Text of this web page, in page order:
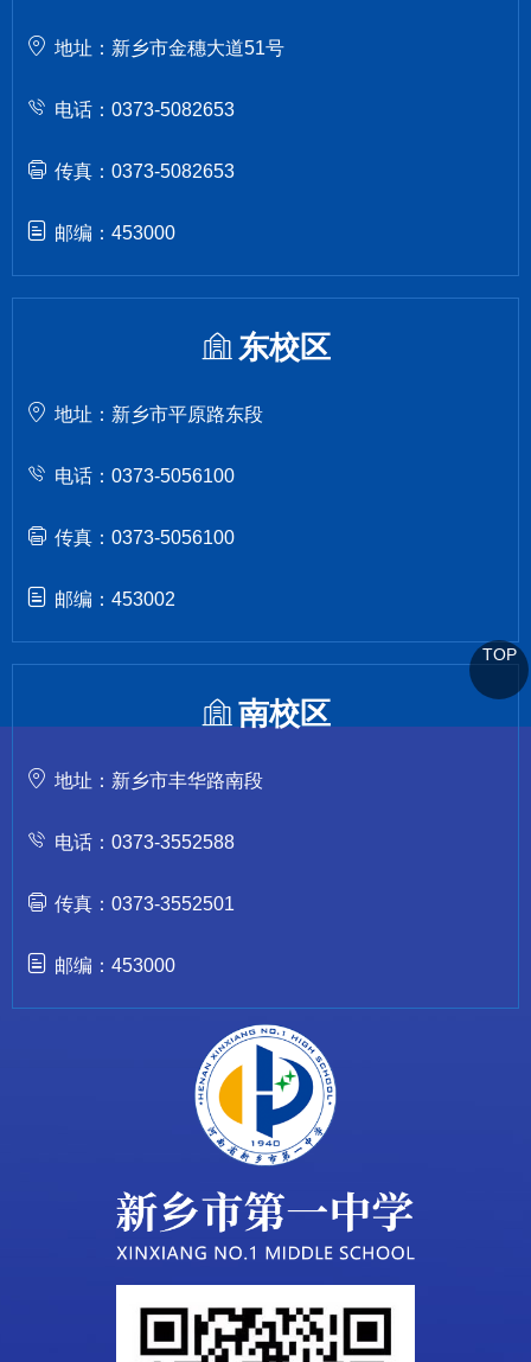
地址：新乡市金穗大道51号
电话：0373-5082653
传真：0373-5082653
邮编：453000
东校区
地址：新乡市平原路东段
电话：0373-5056100
传真：0373-5056100
邮编：453002
南校区
地址：新乡市丰华路南段
电话：0373-3552588
传真：0373-3552501
邮编：453000
TOP